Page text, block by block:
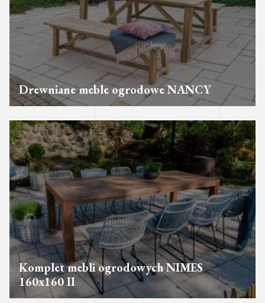
Drewniane meble ogrodowe NANCY
Komplet mebli ogrodowych NIMES
160x160 II